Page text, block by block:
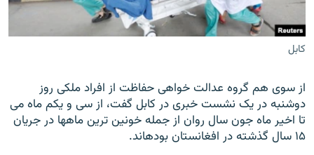
کابل
از سوی هم گروه عدالت خواهی حفاظت از افراد ملکی روز
دوشنبه در یک نشست خبری در کابل گفت، از سی و یکم ماه می
تا اخیر ماه جون سال روان از جمله خونین ترین ماه‎ها در جریان
۱۵ سال گذشته در افغانستان بوده‎اند.